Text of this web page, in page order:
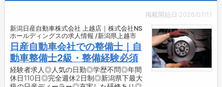
・保護具やワークウェアの支給・貸与が充実し
ています！
・工具など、仕事で使うものは原則会社が用意
いたします。
【先輩社員の声】
■整備部/2020年入社
・仲間と共にお弁当を食べる
↓
13:00：整備・結果説明
・ベルト、パッドの交換、エンジンの不具合対
応など
◎結果説明の際に、お客様にとって役立つ少し
掲載開始日:2026/07/11
新潟日産自動車株式会社 上越店｜株式会社NS
ホールディングスの求人情報 /新潟県上越市
日産自動車会社での整備士｜自
動車整備士2級・整備経験必須
経験者求人◎人気の日勤◎学歴不問◎年間
休日110日◎完全週休2日制◎新潟県下最大